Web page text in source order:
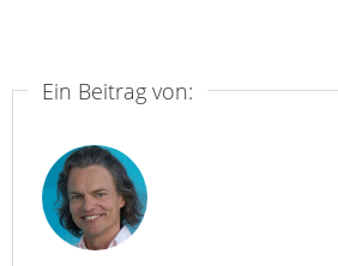
Ein Beitrag von: